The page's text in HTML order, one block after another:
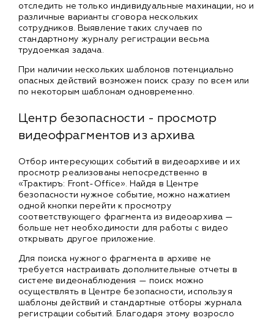
отследить не только индивидуальные махинации, но и
различные варианты сговора нескольких
сотрудников. Выявление таких случаев по
стандартному журналу регистрации весьма
трудоемкая задача.
При наличии нескольких шаблонов потенциально
опасных действий возможен поиск сразу по всем или
по некоторым шаблонам одновременно.
Центр безопасности - просмотр
видеофрагментов из архива
Отбор интересующих событий в видеоархиве и их
просмотр реализованы непосредственно в
«Трактиръ: Front-Office». Найдя в Центре
безопасности нужное событие, можно нажатием
одной кнопки перейти к просмотру
соответствующего фрагмента из видеоархива —
больше нет необходимости для работы с видео
открывать другое приложение.
Для поиска нужного фрагмента в архиве не
требуется настраивать дополнительные отчеты в
системе видеонаблюдения — поиск можно
осуществлять в Центре безопасности, используя
шаблоны действий и стандартные отборы журнала
регистрации событий. Благодаря этому возросло